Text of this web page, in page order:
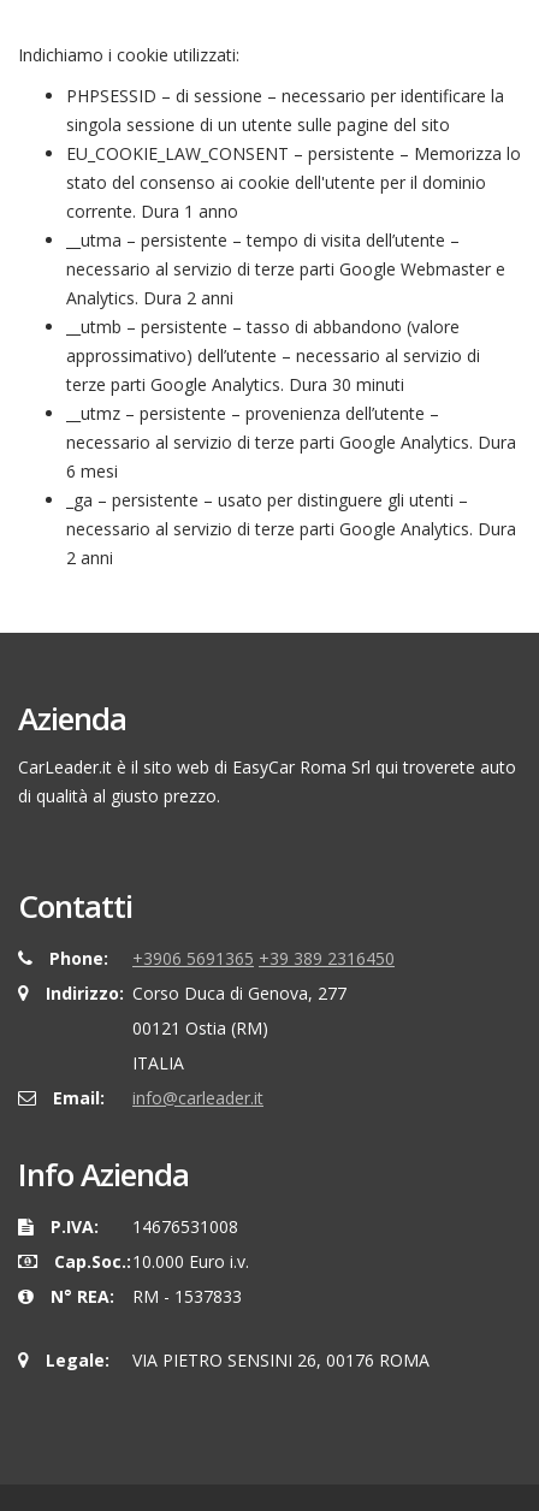
Indichiamo i cookie utilizzati:
PHPSESSID – di sessione – necessario per identificare la
singola sessione di un utente sulle pagine del sito
EU_COOKIE_LAW_CONSENT – persistente – Memorizza lo
stato del consenso ai cookie dell'utente per il dominio
corrente. Dura 1 anno
__utma – persistente – tempo di visita dell’utente –
necessario al servizio di terze parti Google Webmaster e
Analytics. Dura 2 anni
__utmb – persistente – tasso di abbandono (valore
approssimativo) dell’utente – necessario al servizio di
terze parti Google Analytics. Dura 30 minuti
__utmz – persistente – provenienza dell’utente –
necessario al servizio di terze parti Google Analytics. Dura
6 mesi
_ga – persistente – usato per distinguere gli utenti –
necessario al servizio di terze parti Google Analytics. Dura
2 anni
Azienda
CarLeader.it è il sito web di EasyCar Roma Srl qui troverete auto
di qualità al giusto prezzo.
Contatti
Phone: +3906 5691365 +39 389 2316450
Indirizzo: Corso Duca di Genova, 277
00121 Ostia (RM)
ITALIA
Email:
info@carleader.it
Info Azienda
P.IVA:
14676531008
Cap.Soc.:10.000 Euro i.v.
N° REA:
RM - 1537833
Legale: VIA PIETRO SENSINI 26, 00176 ROMA